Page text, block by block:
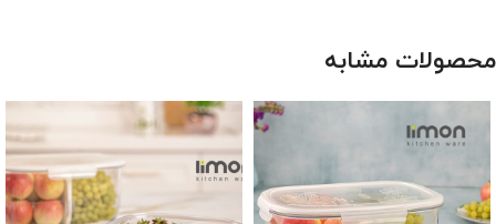
محصولات مشابه